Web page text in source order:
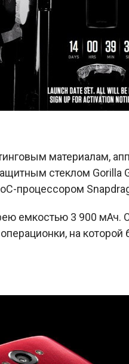
материалам,
стеклом Gorilla
процессором
емкостью 3 900 мАч.
на